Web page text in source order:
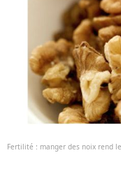
Fertilité : manger des noix rend